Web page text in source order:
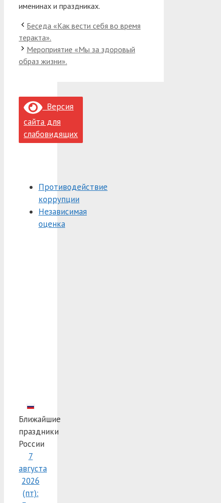
именинах и праздниках.
Беседа «Как вести себя во время
теракта».
Мероприятие «Мы за здоровый
образ жизни».
Версия
сайта для
слабовидящих
Противодействие
коррупции
Независимая
оценка
Ближайшие
праздники
России
7
августа
2026
(пт):